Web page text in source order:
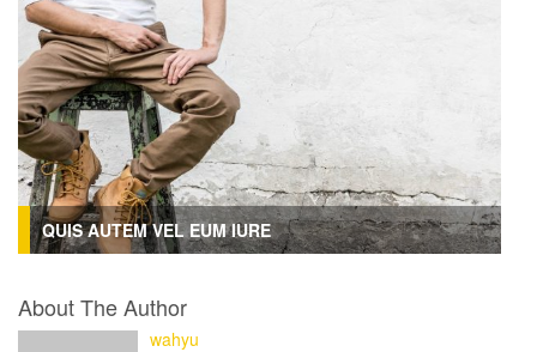
QUIS AUTEM VEL EUM IURE
About The Author
wahyu